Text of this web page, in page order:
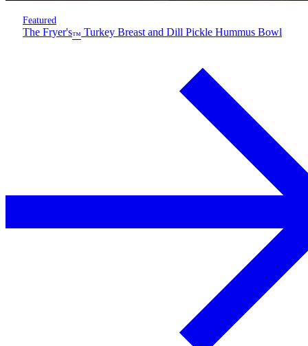
Featured
The Fryer's™ Turkey Breast and Dill Pickle Hummus Bowl